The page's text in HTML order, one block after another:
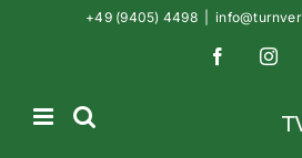
+49 (9405) 4498
Facebook